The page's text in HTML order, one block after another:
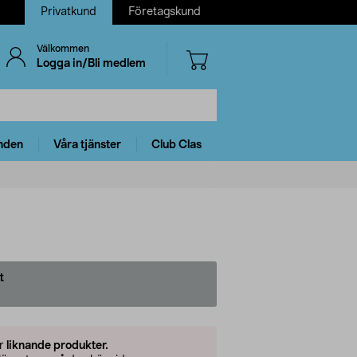
Privatkund Företagskund
Välkommen
Logga in/Bli medlem
Våra tjänster Club Clas
liknande produkter.